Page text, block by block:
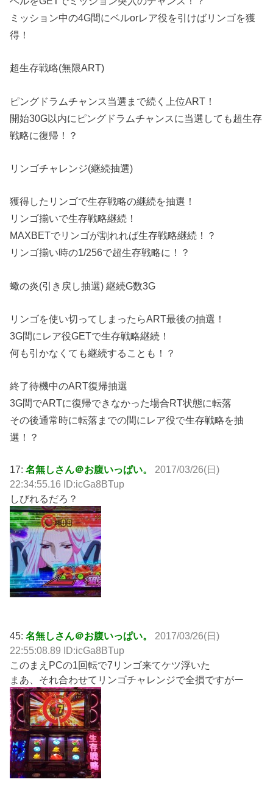
ミッション中の4G間にベルorレア役を引けばリンゴを獲
得！
超生存戦略(無限ART)
ピングドラムチャンス当選まで続く上位ART！
開始30G以内にピングドラムチャンスに当選しても超生存
戦略に復帰！？
リンゴチャレンジ(継続抽選)
獲得したリンゴで生存戦略の継続を抽選！
リンゴ揃いで生存戦略継続！
MAXBETでリンゴが割れれば生存戦略継続！？
リンゴ揃い時の1/256で超生存戦略に！？
蠍の炎(引き戻し抽選) 継続G数3G
リンゴを使い切ってしまったらART最後の抽選！
3G間にレア役GETで生存戦略継続！
何も引かなくても継続することも！？
終了待機中のART復帰抽選
3G間でARTに復帰できなかった場合RT状態に転落
その後通常時に転落までの間にレア役で生存戦略を抽
選！？
17:名無しさん＠お腹いっぱい。
2017/03/26(日)
22:34:55.16 ID:icGa8BTup
しびれるだろ？
45:名無しさん＠お腹いっぱい。
2017/03/26(日)
22:55:08.89 ID:icGa8BTup
このまえPCの1回転で7リンゴ来てケツ浮いた
まあ、それ合わせてリンゴチャレンジで全損ですがー